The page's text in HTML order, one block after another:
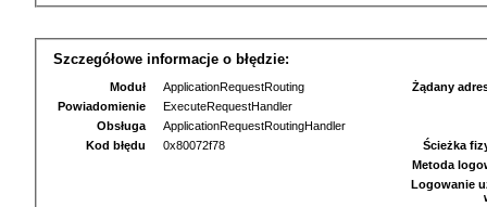
Szczegółowe informacje o błędzie:
Moduł
ApplicationRequestRouting
Powiadomienie
ExecuteRequestHandler
Obsługa
ApplicationRequestRoutingHandler
Kod błędu
0x80072f78
Żądany
Ścieżka
Metoda
Logowanie